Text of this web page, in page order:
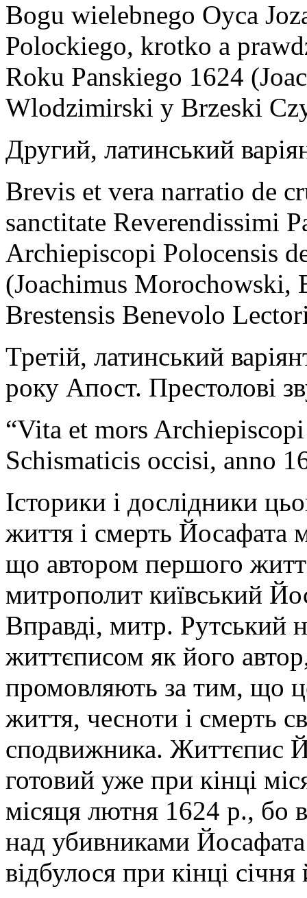
Bogu wielebnego Оуса
Роloсkіеgо, krоtkо а
Rоku Раnskіеgо 1624
Wlоdzіmіrskі у Вrzеskі
Другий, латинський
Brevis et vera narratio de
sanctitate Reverendissimi
Archiepiscopi Polocensis
(Joachimus Morochowski,
Brestensis Benevolo
Третій, латинський
року Апост. Престолові
“Vita et mors
Schismaticis occisi, anno
Історики і дослідники
життя і смерть Йосафата
що автором першого
митрополит київський
Вправді, митр. Рутський
життєписом як його
промовляють за тим, що
життя, чесноти і смерть
сподвижника. Життєпис
готовий уже при кінці
місяця лютня 1624 р., бо
над убивниками
відбулося при кінці